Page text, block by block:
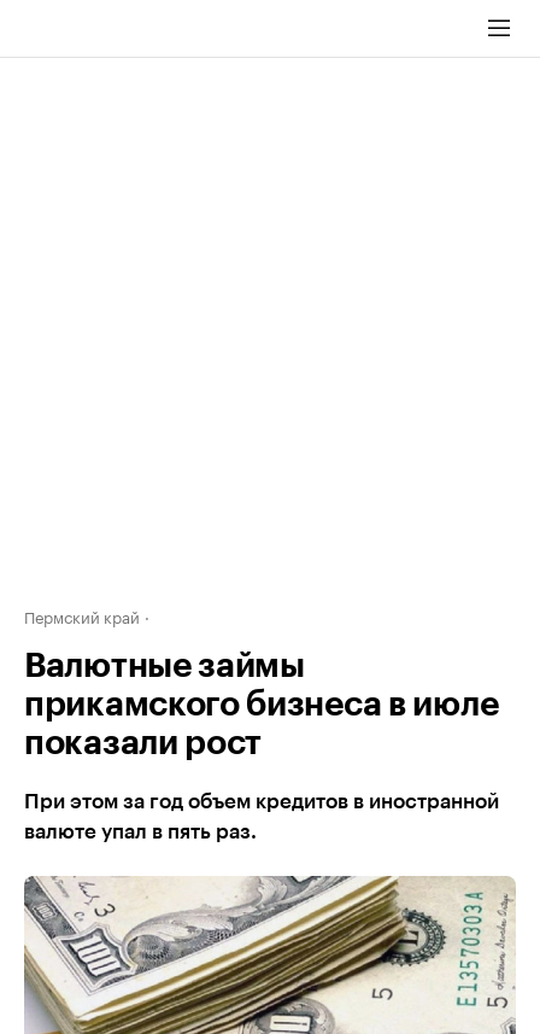
Пермский край
Валютные займы
прикамского бизнеса в июле
показали рост
При этом за год объем кредитов в иностранной
валюте упал в пять раз.